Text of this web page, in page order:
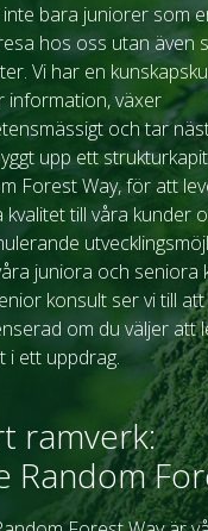
bara juniorer som
hos oss utan även
Vi har en
information, växer
och tar
upp ett
Forest Way, för att
kvalitet till våra kunder
juniora och seniora
konsult ser vi till
om du väljer att
i ett uppdrag.
ramverk:
Random